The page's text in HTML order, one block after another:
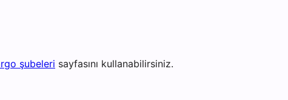
şubeleri sayfasını kullanabilirsiniz.